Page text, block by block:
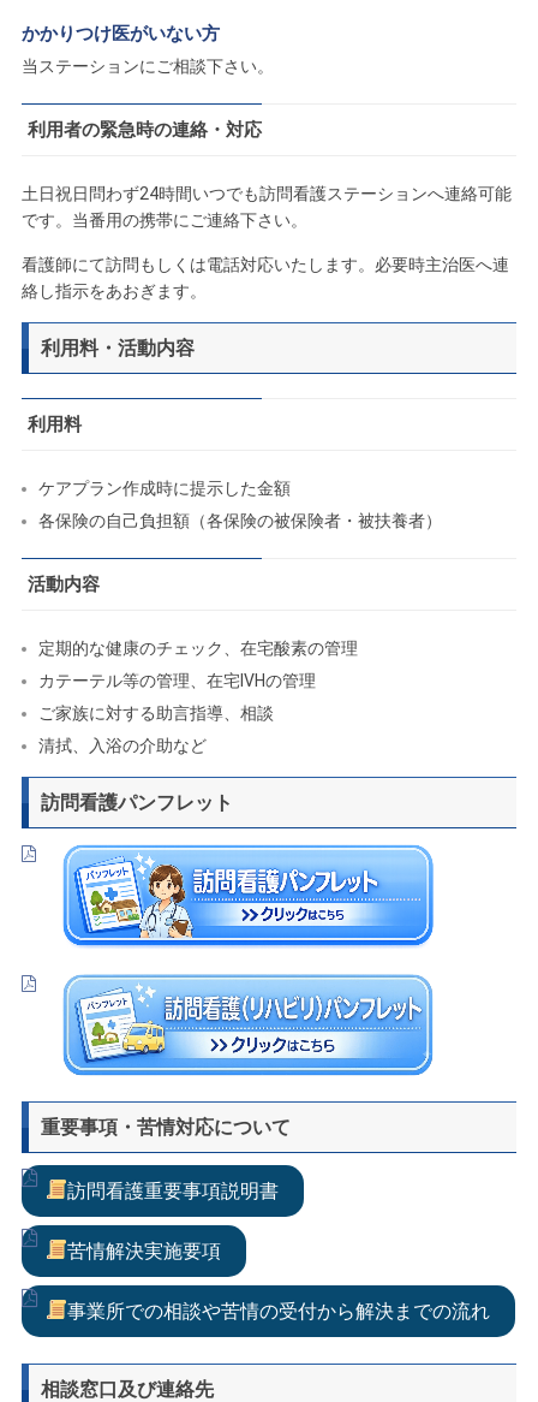
かかりつけ医がいない方
当ステーションにご相談下さい。
利用者の緊急時の連絡・対応
土日祝日問わず24時間いつでも訪問看護ステーションへ連絡可能
です。当番用の携帯にご連絡下さい。
看護師にて訪問もしくは電話対応いたします。必要時主治医へ連
絡し指示をあおぎます。
利用料・活動内容
利用料
ケアプラン作成時に提示した金額
各保険の自己負担額（各保険の被保険者・被扶養者）
活動内容
定期的な健康のチェック、在宅酸素の管理
カテーテル等の管理、在宅IVHの管理
ご家族に対する助言指導、相談
清拭、入浴の介助など
訪問看護パンフレット
重要事項・苦情対応について
訪問看護重要事項説明書
苦情解決実施要項
事業所での相談や苦情の受付から解決までの流れ
相談窓口及び連絡先